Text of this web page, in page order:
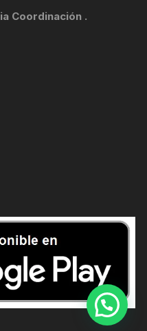
Coordinación .